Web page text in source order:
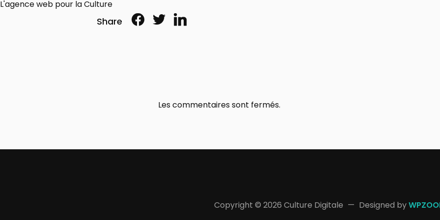
L'agence web pour la Culture
Share
Les commentaires sont fermés.
Copyright © 2026 Culture Digitale Designed by